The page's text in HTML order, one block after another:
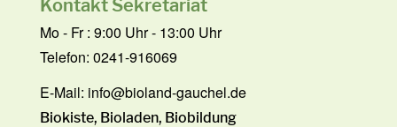
Kontakt Sekretariat
Mo - Fr : 9:00 Uhr - 13:00 Uhr
Telefon: 0241-916069
E-Mail: info@bioland-gauchel.de
Biokiste, Bioladen, Biobildung